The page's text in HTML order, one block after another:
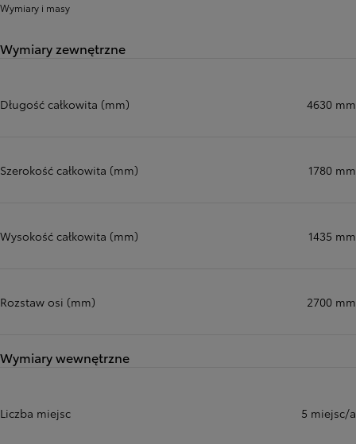
Wymiary i masy
Wymiary zewnętrzne
Długość całkowita (mm) 4630 mm
Szerokość całkowita (mm) 1780 mm
Wysokość całkowita (mm) 1435 mm
Rozstaw osi (mm) 2700 mm
Wymiary wewnętrzne
Liczba miejsc 5 miejsc/a